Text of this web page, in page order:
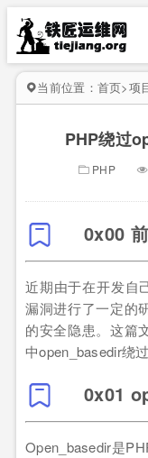
当前位置： 首页>项
PHP绕过
PHP
0x00
近期由于在开发自
漏洞进行了一定的
的安全隐患。这篇
中open_basedir绕
0x01
Open_basedir是